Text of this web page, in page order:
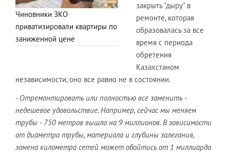
Чиновники ЗКО
приватизировали квартиры по
заниженной цене
закрыть "дыру" в
ремонте, которая
образовалась за все
время с периода
обретения
Казахстаном
независимости, оно все равно не в состоянии.
- Отремонтировать или полностью все заменить -
недешевое удовольствие. Например, сейчас мы меняем
трубы - 750 метров вышло на 9 миллионов. В зависимости
от диаметра трубы, материала и глубины залегания,
замена километра сетей может обойтись от 1 миллиарда